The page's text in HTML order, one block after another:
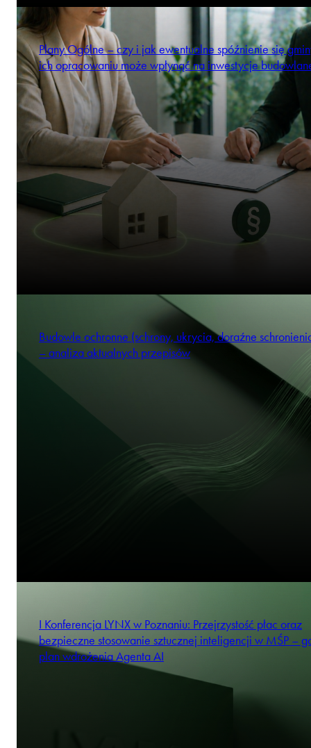
Plany Ogólne – czy i jak ewentualne spóźnienie się
ich opracowaniu może wpłynąć na inwestycje
Budowle ochronne (schrony, ukrycia, doraźne
– analiza aktualnych przepisów
I Konferencja LYNX w Poznaniu: Przejrzystość płac oraz
bezpieczne stosowanie sztucznej inteligencji w MŚP –
plan wdrożenia Agenta AI